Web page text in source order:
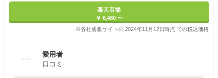
楽天市場
￥ 6,480 〜
※各社通販サイトの 2024年11月12日時点 での税込価格
愛用者
口コミ